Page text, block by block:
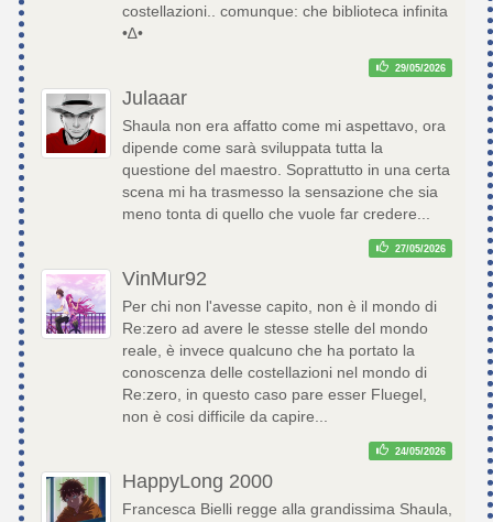
costellazioni.. comunque: che biblioteca infinita
•∆•
29/05/2026
Julaaar
Shaula non era affatto come mi aspettavo, ora
dipende come sarà sviluppata tutta la
questione del maestro. Soprattutto in una certa
scena mi ha trasmesso la sensazione che sia
meno tonta di quello che vuole far credere...
27/05/2026
VinMur92
Per chi non l'avesse capito, non è il mondo di
Re:zero ad avere le stesse stelle del mondo
reale, è invece qualcuno che ha portato la
conoscenza delle costellazioni nel mondo di
Re:zero, in questo caso pare esser Fluegel,
non è cosi difficile da capire...
24/05/2026
HappyLong 2000
Francesca Bielli regge alla grandissima Shaula,